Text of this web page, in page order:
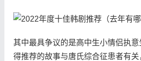
其中最具争议的是高中生小情侣执
得推荐的故事与唐氏综合征患者有关